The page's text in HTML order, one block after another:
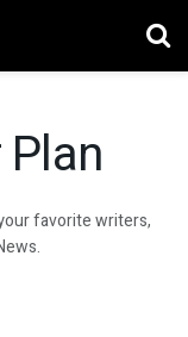
favorite writers,